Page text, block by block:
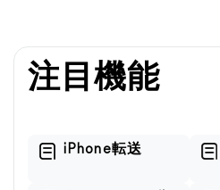
注目機能
iPhone転送